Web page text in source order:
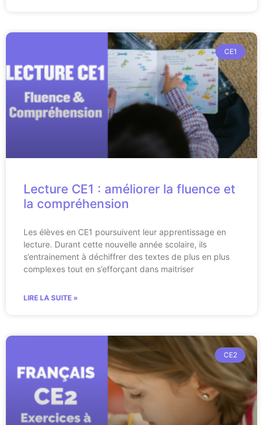
CE1
Lecture CE1 : améliorer la fluence et
la compréhension
Les élèves en CE1 poursuivent leur apprentissage en
lecture. Durant cette nouvelle année scolaire, ils
s’entrainement à déchiffrer des textes de plus en plus
complexes tout en s’efforçant dans maitriser
LIRE LA SUITE »
CE2